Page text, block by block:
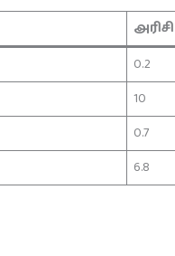
அரிசி
0.2
10
0.7
6.8